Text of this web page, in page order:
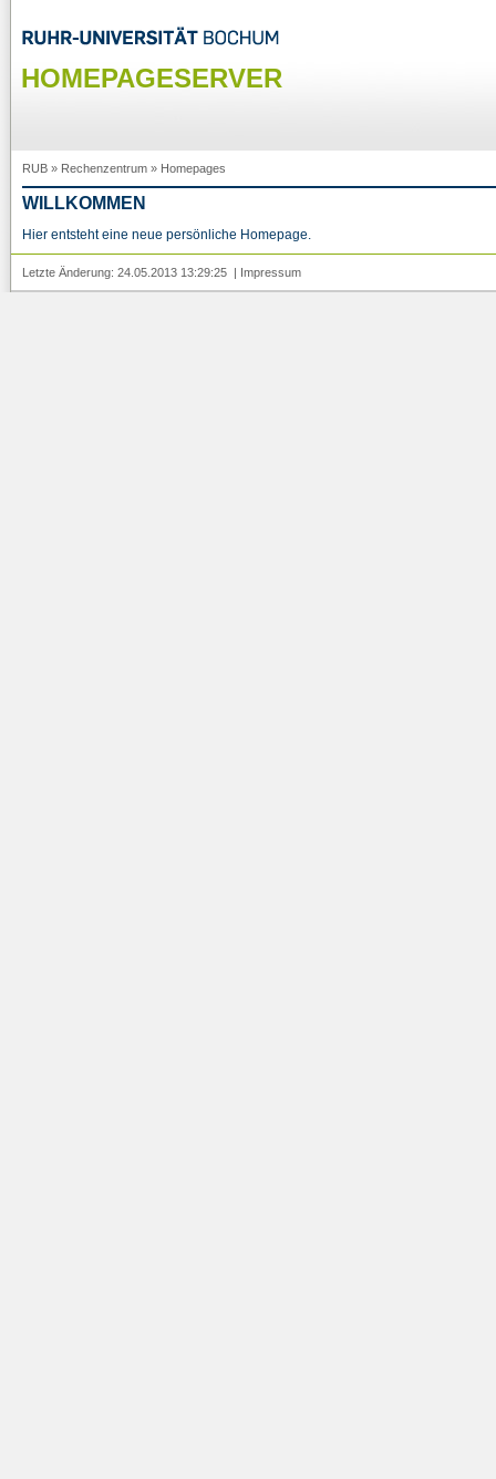
HOMEPAGESERVER
RUB » Rechenzentrum » Homepages
WILLKOMMEN
Hier entsteht eine neue persönliche Homepage.
Letzte Änderung: 24.05.2013 13:29:25 | Impressum